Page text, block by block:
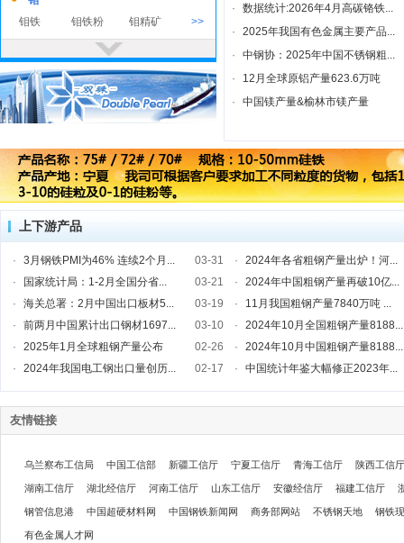
钼铁
钼铁粉 钼精矿 >>
钒铁
钒氮 钒渣 >>
钛
钛铁
钛精矿 钛铁粉
铌
钽铌矿
铌铁粉 铌铁|钽铁 >>
镁
镁锭
镁粉
其他合金
硼铁
硫铁
相关行业
金属
钢铁 焦炭 >>
碳化钙(电石)
碳化钙(电
铁合金
铁合金
金属钙
·
数据统计:2026年4月高碳铬铁...
·
2025年我国有色金属主要产品...
·
中钢协：2025年中国不锈钢粗...
·
12月全球原铝产量623.6万吨
·
中国镁产量&榆林市镁产量
上下游产品
· 3月钢铁PMI为46% 连续2个月...
03-31
·
国家统计局：1-2月全国分省...
03-21
·
海关总署：2月中国出口板材5...
03-19
·
前两月中国累计出口钢材1697...
03-10
·
2025年1月全球粗钢产量公布
02-26
·
2024年我国电工钢出口量创历... 02-17
·
2024年各省粗钢产量出炉！河...
·
2024年中国粗钢产量再破10亿...
·
11月我国粗钢产量7840万吨 ...
·
2024年10月全国粗钢产量8188...
·
2024年10月中国粗钢产量8188...
·
中国统计年鉴大幅修正2023年...
友情链接
乌兰察布工信局 中国工信部 新疆工信厅 宁夏工信厅 青海工信厅 陕西工信厅
湖南工信厅 湖北经信厅 河南工信厅 山东工信厅 安徽经信厅 福建工信厅
钢管信息港 中国超硬材料网 中国钢铁新闻网 商务部网站 不锈钢天地 钢铁
有色金属人才网